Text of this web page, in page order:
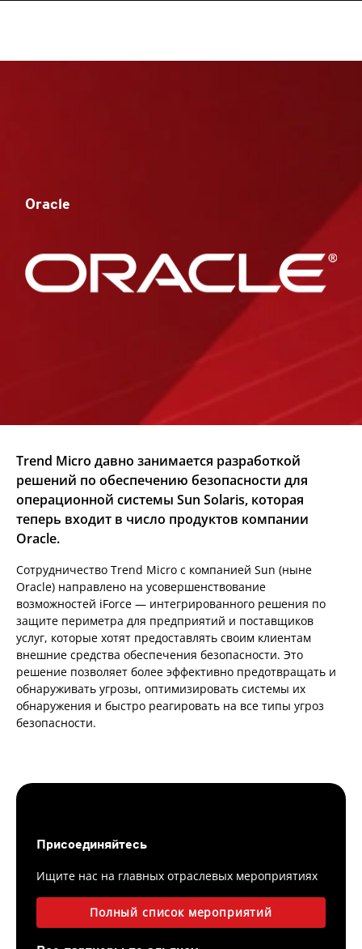
Oracle
Trend Micro давно занимается разработкой
решений по обеспечению безопасности для
операционной системы Sun Solaris, которая
теперь входит в число продуктов компании
Oracle.
Сотрудничество Trend Micro с компанией Sun (ныне
Oracle) направлено на усовершенствование
возможностей iForce — интегрированного решения по
защите периметра для предприятий и поставщиков
услуг, которые хотят предоставлять своим клиентам
внешние средства обеспечения безопасности. Это
решение позволяет более эффективно предотвращать и
обнаруживать угрозы, оптимизировать системы их
обнаружения и быстро реагировать на все типы угроз
безопасности.
Присоединяйтесь
Ищите нас на главных отраслевых мероприятиях
Полный список мероприятий